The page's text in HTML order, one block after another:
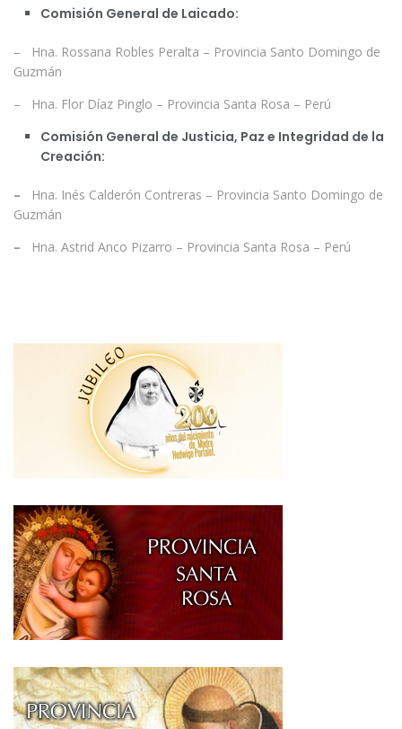
Comisión General de Laicado:
– Hna. Rossana Robles Peralta – Provincia Santo Domingo de
Guzmán
– Hna. Flor Díaz Pinglo – Provincia Santa Rosa – Perú
Comisión General de Justicia, Paz e Integridad de la
Creación:
–
Hna. Inés Calderón Contreras – Provincia Santo Domingo de
Guzmán
–
Hna. Astrid Anco Pizarro – Provincia Santa Rosa – Perú